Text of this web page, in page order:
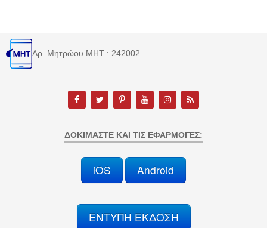
Αρ. Μητρώου MHT : 242002
ΔΟΚΙΜΆΣΤΕ ΚΑΙ ΤΙΣ ΕΦΑΡΜΟΓΈΣ:
iOS Android
ΕΝΤΥΠΗ ΕΚΔΟΣΗ